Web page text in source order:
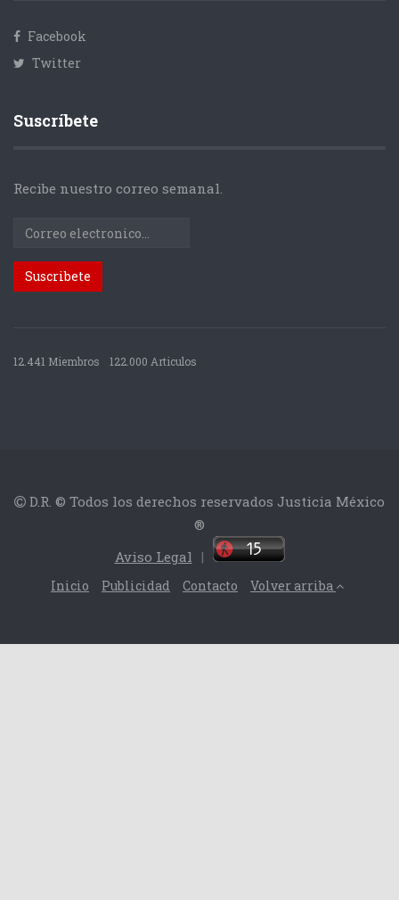
Facebook
Twitter
Suscríbete
Recibe nuestro correo semanal.
12.441 Miembros 122.000 Articulos
D.R. © Todos los derechos reservados Justicia México
®
Aviso Legal |
Inicio Publicidad Contacto Volver arriba